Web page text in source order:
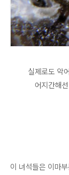
실제로도 악
어지간해
이 녀석들은 이마